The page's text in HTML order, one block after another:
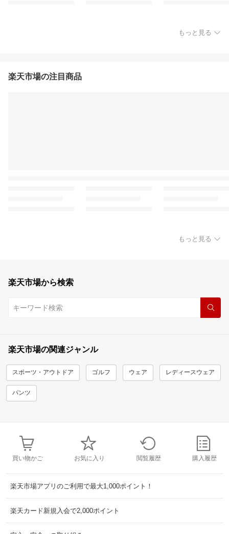
もっと見る
楽天市場の注目商品
もっと見る
楽天市場から検索
楽天市場の関連ジャンル
スポーツ・アウトドア ゴルフ ウェア レディースウェア
パンツ
買い物かご お気に入り 閲覧履歴 購入履歴
楽天市場アプリのご利用で最大1,000ポイント！
楽天カード新規入会で2,000ポイント